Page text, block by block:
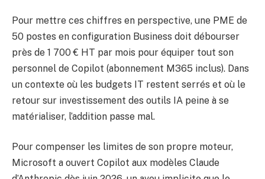
Pour mettre ces chiffres en perspective, une PME de
50 postes en configuration Business doit débourser
près de 1 700 € HT par mois pour équiper tout son
personnel de Copilot (abonnement M365 inclus). Dans
un contexte où les budgets IT restent serrés et où le
retour sur investissement des outils IA peine à se
matérialiser, l’addition passe mal.
Pour compenser les limites de son propre moteur,
Microsoft a ouvert Copilot aux modèles Claude